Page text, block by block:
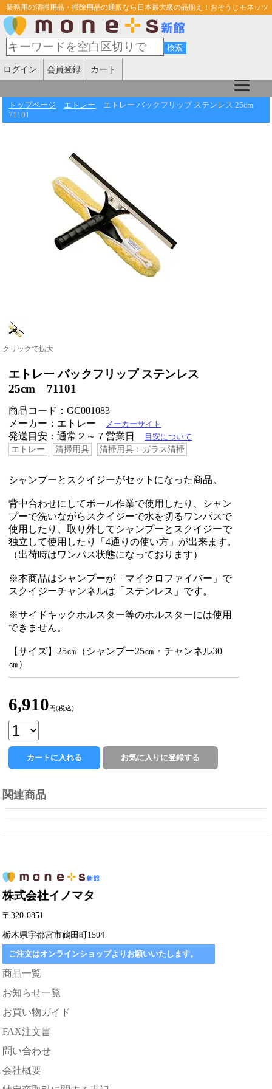
業務用の清掃用品・掃除用品の通販なら日本最大級の品揃え！おそうじモネッツ
ログイン 会員登録 カート
トップページ エトレー
エトレー バックフリップ ステンレス 25cm
71101
クリックで拡大
エトレー バックフリップ ステンレス
25cm 71101
商品コード：GC001083
メーカー：エトレー
メーカーサイト
発送目安：通常２～７営業日 目安について
エトレー 清掃用具 清掃用具：ガラス清掃
シャンプーとスクイジーがセットになった商品。
背中合わせにしてポール作業で使用したり、シャン
プーで洗いながらスクイジーで水を切るワンパスで
使用したり、取り外してシャンプーとスクイジーで
独立して使用したり「4通りの使い方」が出来ます。
（出荷時はワンパス状態になっております）
※本商品はシャンプーが「マイクロファイバー」で
スクイジーチャンネルは「ステンレス」です。
※サイドキックホルスター等のホルスターには使用
できません。
【サイズ】25㎝（シャンプー25㎝・チャンネル30
㎝）
6,910 円(税込)
関連商品
株式会社イノマタ
〒320-0851
栃木県宇都宮市鶴田町1504
ご注文はオンラインショップよりお願いいたします。
商品一覧
お知らせ一覧
お買い物ガイド
FAX注文書
問い合わせ
会社概要